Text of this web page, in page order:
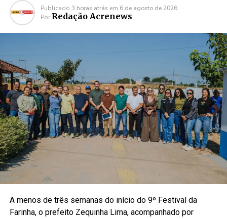
Publicado 3 horas atrás em 6 de agosto de 2026
Por Redação Acrenews
A menos de três semanas do início do 9º Festival da
Farinha, o prefeito Zequinha Lima, acompanhado por